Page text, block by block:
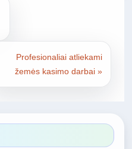
Profesionaliai atliekami
žemės kasimo darbai »